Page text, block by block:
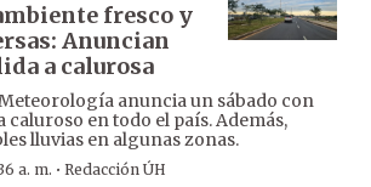
fresco y
Anuncian
a calurosa
anuncia un sábado con
caluroso en todo el país. Además,
lluvias en algunas zonas.
a. m. · Redacción ÚH